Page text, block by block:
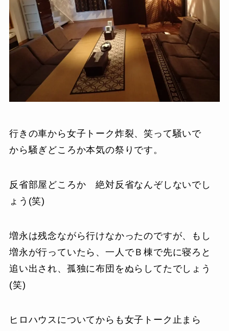
行きの車から女子トーク炸裂、笑って騒いで
から騒ぎどころか本気の祭りです。
反省部屋どころか 絶対反省なんぞしないでし
ょう(笑)
増永は残念ながら行けなかったのですが、もし
増永が行っていたら、一人でＢ棟で先に寝ろと
追い出され、孤独に布団をぬらしてたでしょう
(笑)
ヒロハウスについてからも女子トーク止まら